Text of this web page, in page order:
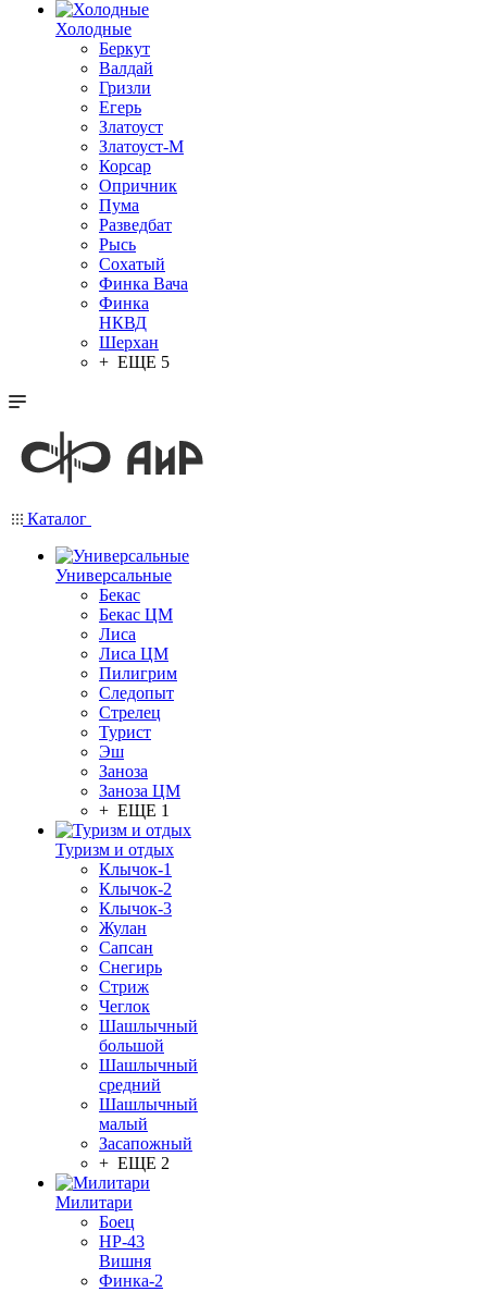
Холодные
Беркут
Валдай
Гризли
Егерь
Златоуст
Златоуст-М
Корсар
Опричник
Пума
Разведбат
Рысь
Сохатый
Финка Вача
Финка
НКВД
Шерхан
+ ЕЩЕ 5
Каталог
Универсальные
Бекас
Бекас ЦМ
Лиса
Лиса ЦМ
Пилигрим
Следопыт
Стрелец
Турист
Эш
Заноза
Заноза ЦМ
+ ЕЩЕ 1
Туризм и отдых
Клычок-1
Клычок-2
Клычок-3
Жулан
Сапсан
Снегирь
Стриж
Чеглок
Шашлычный
большой
Шашлычный
средний
Шашлычный
малый
Засапожный
+ ЕЩЕ 2
Милитари
Боец
НР-43
Вишня
Финка-2